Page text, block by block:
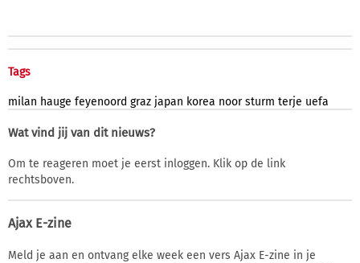
Tags
milan hauge feyenoord graz japan korea noor sturm terje uefa
Wat vind jij van dit nieuws?
Om te reageren moet je eerst inloggen. Klik op de link
rechtsboven.
Ajax E-zine
Meld je aan en ontvang elke week een vers Ajax E-zine in je